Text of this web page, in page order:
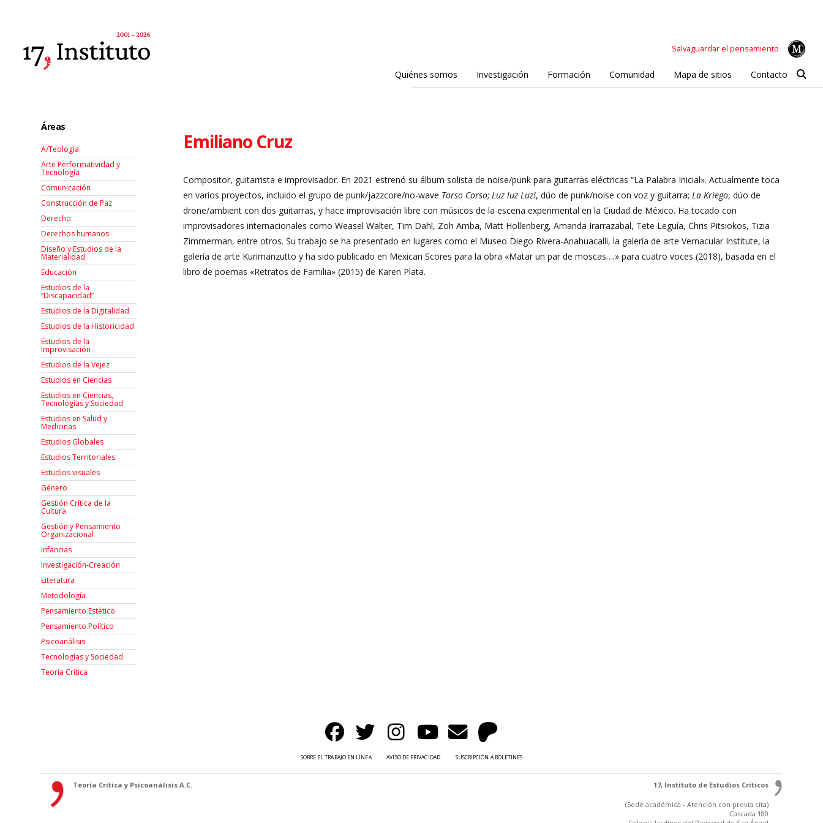
Salvaguardar el pensamiento
Quiénes somos Investigación Formación Comunidad Mapa de sitios Contacto
Emiliano Cruz
Compositor, guitarrista e improvisador. En 2021 estrenó su álbum solista de noise/punk para guitarras eléctricas “La Palabra Inicial». Actualmente toca
en varios proyectos, incluido el grupo de punk/jazzcore/no-wave Torso Corso;Luz luz Luz!, dúo de punk/noise con voz y guitarra;La Kriego, dúo de
drone/ambient con dos guitarras, y hace improvisación libre con músicos de la escena experimental en la Ciudad de México. Ha tocado con
improvisadores internacionales como Weasel Walter, Tim Dahl, Zoh Amba, Matt Hollenberg, Amanda Irarrazabal, Tete Leguía, Chris Pitsiokos, Tizia
Zimmerman, entre otros. Su trabajo se ha presentado en lugares como el Museo Diego Rivera-Anahuacalli, la galería de arte Vernacular Institute, la
galería de arte Kurimanzutto y ha sido publicado en Mexican Scores para la obra «Matar un par de moscas….» para cuatro voces (2018), basada en el
libro de poemas «Retratos de Familia» (2015) de Karen Plata.
Áreas
A/Teología
Arte Performatividad y
Tecnología
Comunicación
Construcción de Paz
Derecho
Derechos humanos
Diseño y Estudios de la
Materialidad
Educación
Estudios de la
“Discapacidad”
Estudios de la Digitalidad
Estudios de la Historicidad
Estudios de la
Improvisación
Estudios de la Vejez
Estudios en Ciencias
Estudios en Ciencias,
Tecnologías y Sociedad
Estudios en Salud y
Medicinas
Estudios Globales
Estudios Territoriales
Estudios visuales
Género
Gestión Crítica de la
Cultura
Gestión y Pensamiento
Organizacional
Infancias
Investigación-Creación
Łiteratura
Metodología
Pensamiento Estético
Pensamiento Político
Psicoanálisis
Tecnologías y Sociedad
Teoría Crítica
SOBRE EL TRABAJO EN LÍNEA AVISO DE PRIVACIDAD SUSCRIPCIÓN A BOLETINES
Teoría Crítica y Psicoanálisis A.C. 17, Instituto de Estudios Críticos
(Sede académica - Atención con previa cita)
Cascada 180